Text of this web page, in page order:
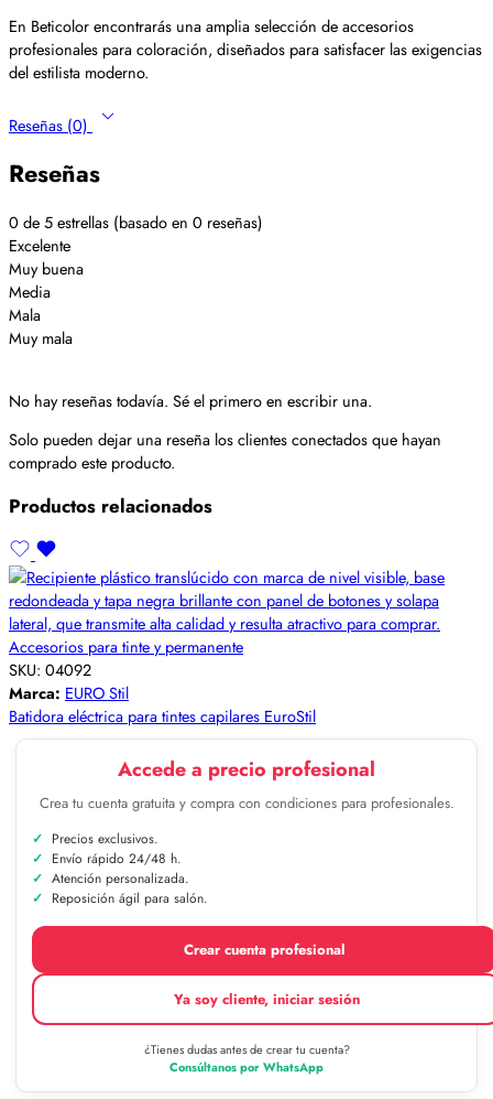
En Beticolor encontrarás una amplia selección de accesorios
profesionales para coloración, diseñados para satisfacer las exigencias
del estilista moderno.
Reseñas (0)
Reseñas
0 de 5 estrellas (basado en 0 reseñas)
Excelente
Muy buena
Media
Mala
Muy mala
No hay reseñas todavía. Sé el primero en escribir una.
Solo pueden dejar una reseña los clientes conectados que hayan
comprado este producto.
Productos relacionados
Accesorios para tinte y permanente
SKU: 04092
Marca: EURO Stil
Batidora eléctrica para tintes capilares EuroStil
Accede a precio profesional
Crea tu cuenta gratuita y compra con condiciones para profesionales.
Precios exclusivos.
Envío rápido 24/48 h.
Atención personalizada.
Reposición ágil para salón.
Crear cuenta profesional
Ya soy cliente, iniciar sesión
¿Tienes dudas antes de crear tu cuenta?
Consúltanos por WhatsApp